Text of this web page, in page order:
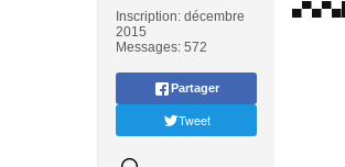
Inscription: décembre
2015
Messages: 572
Partager
Tweet